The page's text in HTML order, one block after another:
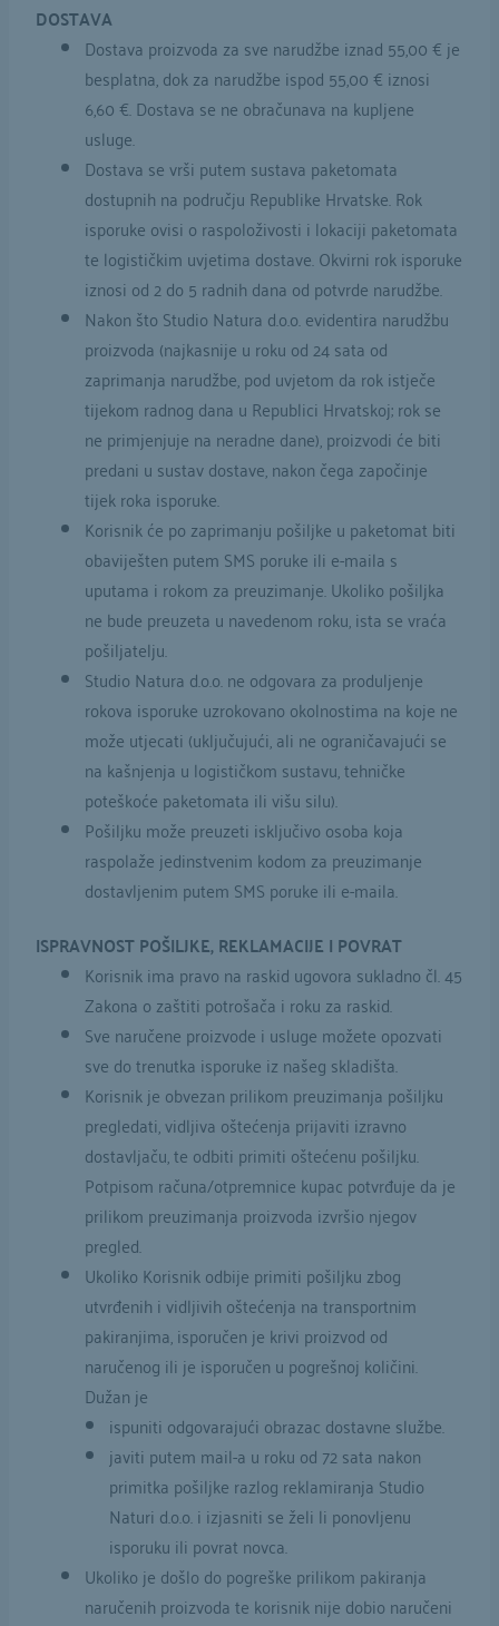
DOSTAVA
Dostava proizvoda za sve narudžbe iznad 55,00 € je
besplatna, dok za narudžbe ispod 55,00 € iznosi
6,60 €. Dostava se ne obračunava na kupljene
usluge.
Dostava se vrši putem sustava paketomata
dostupnih na području Republike Hrvatske. Rok
isporuke ovisi o raspoloživosti i lokaciji paketomata
te logističkim uvjetima dostave. Okvirni rok isporuke
iznosi od 2 do 5 radnih dana od potvrde narudžbe.
Nakon što Studio Natura d.o.o. evidentira narudžbu
proizvoda (najkasnije u roku od 24 sata od
zaprimanja narudžbe, pod uvjetom da rok istječe
tijekom radnog dana u Republici Hrvatskoj; rok se
ne primjenjuje na neradne dane), proizvodi će biti
predani u sustav dostave, nakon čega započinje
tijek roka isporuke.
Korisnik će po zaprimanju pošiljke u paketomat biti
obaviješten putem SMS poruke ili e-maila s
uputama i rokom za preuzimanje. Ukoliko pošiljka
ne bude preuzeta u navedenom roku, ista se vraća
pošiljatelju.
Studio Natura d.o.o. ne odgovara za produljenje
rokova isporuke uzrokovano okolnostima na koje ne
može utjecati (uključujući, ali ne ograničavajući se
na kašnjenja u logističkom sustavu, tehničke
poteškoće paketomata ili višu silu).
Pošiljku može preuzeti isključivo osoba koja
raspolaže jedinstvenim kodom za preuzimanje
dostavljenim putem SMS poruke ili e-maila.
ISPRAVNOST POŠILJKE, REKLAMACIJE I POVRAT
Korisnik ima pravo na raskid ugovora sukladno čl. 45
Zakona o zaštiti potrošača i roku za raskid.
Sve naručene proizvode i usluge možete opozvati
sve do trenutka isporuke iz našeg skladišta.
Korisnik je obvezan prilikom preuzimanja pošiljku
pregledati, vidljiva oštećenja prijaviti izravno
dostavljaču, te odbiti primiti oštećenu pošiljku.
Potpisom računa/otpremnice kupac potvrđuje da je
prilikom preuzimanja proizvoda izvršio njegov
pregled.
Ukoliko Korisnik odbije primiti pošiljku zbog
utvrđenih i vidljivih oštećenja na transportnim
pakiranjima, isporučen je krivi proizvod od
naručenog ili je isporučen u pogrešnoj količini.
Dužan je
ispuniti odgovarajući obrazac dostavne službe.
javiti putem mail-a u roku od 72 sata nakon
primitka pošiljke razlog reklamiranja Studio
Naturi d.o.o. i izjasniti se želi li ponovljenu
isporuku ili povrat novca.
Ukoliko je došlo do pogreške prilikom pakiranja
naručenih proizvoda te korisnik nije dobio naručeni